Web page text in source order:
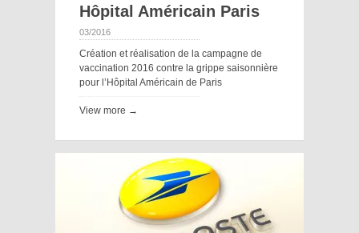
Hôpital Américain Paris
03/2016
Création et réalisation de la campagne de
vaccination 2016 contre la grippe saisonnière
pour l’Hôpital Américain de Paris
View more →